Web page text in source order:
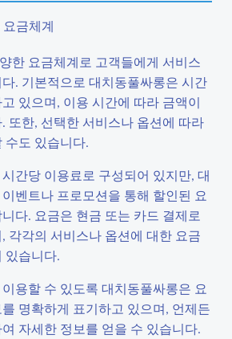
금체계
한 요금체계로 고객들에게 서비스
. 기본적으로 대치동풀싸롱은 시간
있으며, 이용 시간에 따라 금액이
또한, 선택한 서비스나 옵션에 따라
수도 있습니다.
간당 이용료로 구성되어 있지만, 대
벤트나 프로모션을 통해 할인된 요
다. 요금은 현금 또는 카드 결제로
각각의 서비스나 옵션에 대한 요금
있습니다.
용할 수 있도록 대치동풀싸롱은 요
명확하게 표기하고 있으며, 언제든
자세한 정보를 얻을 수 있습니다.